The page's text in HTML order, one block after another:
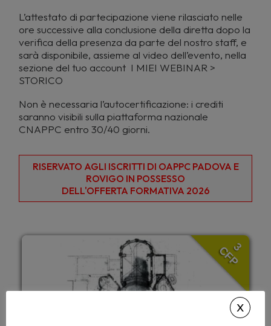
L’attestato di partecipazione viene rilasciato nelle
ore successive alla conclusione della diretta dopo la
verifica della presenza da parte del nostro staff, e
sarà disponibile, assieme al video dell’evento, nella
sezione del tuo account I MIEI WEBINAR >
STORICO
Non è necessaria l’autocertificazione: i crediti
saranno visibili sulla piattaforma nazionale
CNAPPC entro 30/40 giorni.
RISERVATO AGLI ISCRITTI DI OAPPC PADOVA E
ROVIGO IN POSSESSO
DELL'OFFERTA FORMATIVA 2026
3
CFP